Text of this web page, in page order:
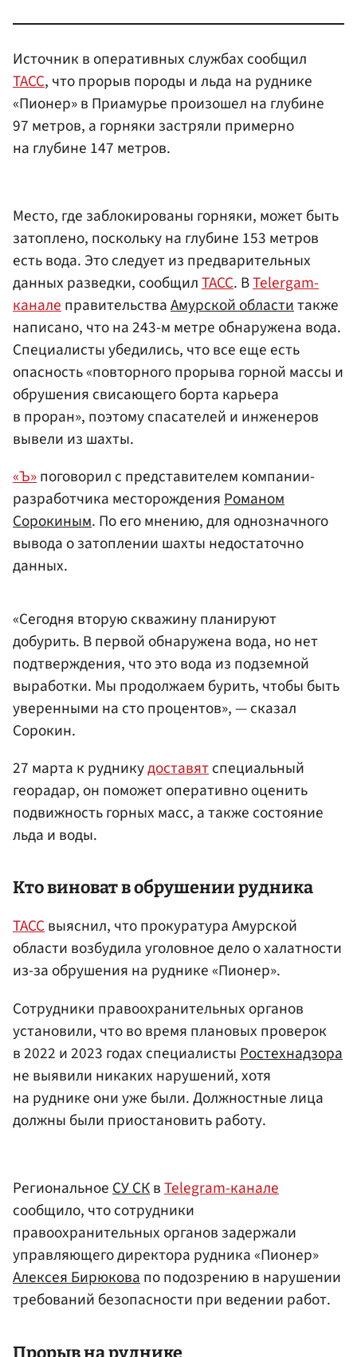
Источник в оперативных службах сообщил
ТАСС, что прорыв породы и льда на руднике
«Пионер» в Приамурье произошел на глубине
97 метров, а горняки застряли примерно
на глубине 147 метров.
Место, где заблокированы горняки, может быть
затоплено, поскольку на глубине 153 метров
есть вода. Это следует из предварительных
данных разведки, сообщилТАСС. ВTelergam-
каналеправительстваАмурской областитакже
написано, что на 243-м метре обнаружена вода.
Специалисты убедились, что все еще есть
опасность «повторного прорыва горной массы и
обрушения свисающего борта карьера
в проран», поэтому спасателей и инженеров
вывели из шахты.
«Ъ»поговорил с представителем компании-
разработчика месторожденияРоманом
Сорокиным. По его мнению, для однозначного
вывода о затоплении шахты недостаточно
данных.
«Сегодня вторую скважину планируют
добурить. В первой обнаружена вода, но нет
подтверждения, что это вода из подземной
выработки. Мы продолжаем бурить, чтобы быть
уверенными на сто процентов», — сказал
Сорокин.
27 марта к рудникудоставятспециальный
георадар, он поможет оперативно оценить
подвижность горных масс, а также состояние
льда и воды.
Кто виноват в обрушении рудника
ТАССвыяснил, что прокуратура Амурской
области возбудила уголовное дело о халатности
из-за обрушения на руднике «Пионер».
Сотрудники правоохранительных органов
установили, что во время плановых проверок
в 2022 и 2023 годах специалистыРостехнадзора
не выявили никаких нарушений, хотя
на руднике они уже были. Должностные лица
должны были приостановить работу.
РегиональноеСУ СКвTelegram-канале
сообщило, что сотрудники
правоохранительных органов задержали
управляющего директора рудника «Пионер»
Алексея Бирюковапо подозрению в нарушении
требований безопасности при ведении работ.
Прорыв на руднике